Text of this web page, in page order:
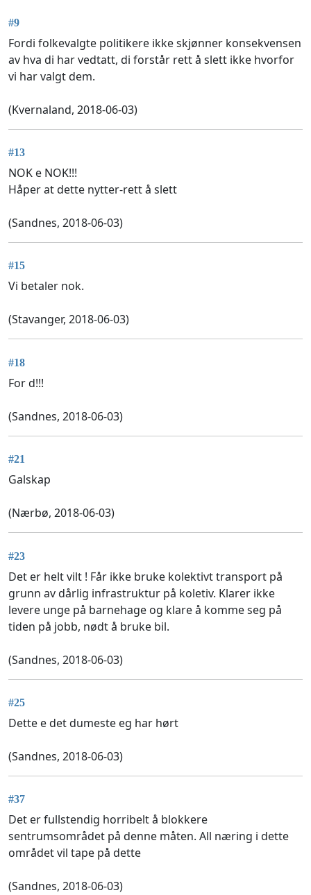
#9
Fordi folkevalgte politikere ikke skjønner konsekvensen
av hva di har vedtatt, di forstår rett å slett ikke hvorfor
vi har valgt dem.
(Kvernaland, 2018-06-03)
#13
NOK e NOK!!!
Håper at dette nytter-rett å slett
(Sandnes, 2018-06-03)
#15
Vi betaler nok.
(Stavanger, 2018-06-03)
#18
For d!!!
(Sandnes, 2018-06-03)
#21
Galskap
(Nærbø, 2018-06-03)
#23
Det er helt vilt ! Får ikke bruke kolektivt transport på
grunn av dårlig infrastruktur på koletiv. Klarer ikke
levere unge på barnehage og klare å komme seg på
tiden på jobb, nødt å bruke bil.
(Sandnes, 2018-06-03)
#25
Dette e det dumeste eg har hørt
(Sandnes, 2018-06-03)
#37
Det er fullstendig horribelt å blokkere
sentrumsområdet på denne måten. All næring i dette
området vil tape på dette
(Sandnes, 2018-06-03)